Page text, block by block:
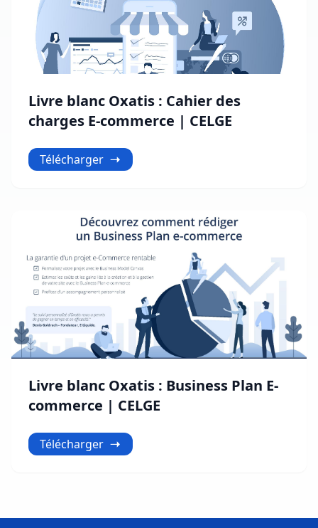
Livre blanc Oxatis : Cahier des
charges E-commerce | CELGE
Télécharger
Livre blanc Oxatis : Business Plan E-
commerce | CELGE
Télécharger